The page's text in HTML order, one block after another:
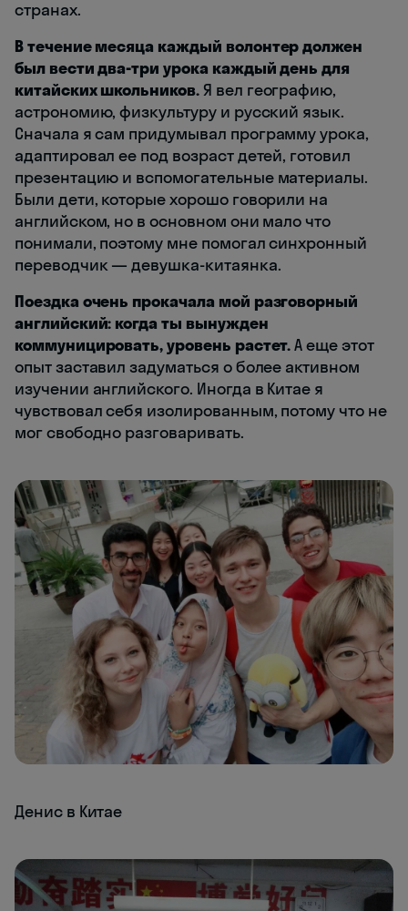
странах.
В течение месяца каждый волонтер должен
был вести два-три урока каждый день для
китайских школьников.Я вел географию,
астрономию, физкультуру и русский язык.
Сначала я сам придумывал программу урока,
адаптировал ее под возраст детей, готовил
презентацию и вспомогательные материалы.
Были дети, которые хорошо говорили на
английском, но в основном они мало что
понимали, поэтому мне помогал синхронный
переводчик — девушка-китаянка.
Поездка очень прокачала мой разговорный
английский: когда ты вынужден
коммуницировать, уровень растет.А еще этот
опыт заставил задуматься о более активном
изучении английского. Иногда в Китае я
чувствовал себя изолированным, потому что не
мог свободно разговаривать.
Денис в Китае